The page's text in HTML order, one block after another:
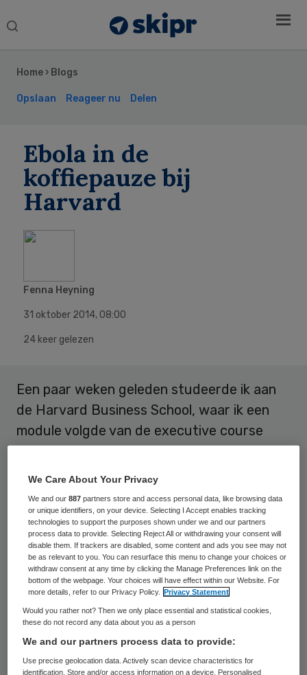
Search
Home › Blogs
Opslaan Reageer nu Delen
Ebola in de
koffiepauze bij
Harvard
Fenna Heyning
31 oktober 2014, 08:00
24 keer gelezen
Een paar weken geleden studeerde ik aan
de Harvard Business School, waar ik een
module volgde van de executive course
‘Managing health care delivery’. Voor ebola
was geen tijd, die kwam in de pauze aan
bod.
Bij aankomst op Boston Airport begon het al
meteen goed. Ik werd op barse toon
ondervraagd door een zeer strenge
vrouwelijke douanebeambte: “What is the
purpose of your visit? And what is the name
of your course?” In mijn beste Engels
antwoordde ik dat ik arts was en een
cursusmanaging health care deliveryging
Sidebar
We Care About Your Privacy
We and our887 partners store and access personal data, like browsing data
or unique identifiers, on your device. Selecting I Accept enables tracking
technologies to support the purposes shown under we and our partners
process data to provide. Selecting Reject All or withdrawing your consent will
disable them. If trackers are disabled, some content and ads you see may not
be as relevant to you. You can resurface this menu to change your choices or
withdraw consent at any time by clicking the Manage Preferences link on the
bottom of the webpage. Your choices will have effect within our Website. For
more details, refer to our Privacy Policy.
Privacy Statement
Would you rather not? Then we only place essential and statistical cookies,
these do not record any data about you as a person
We and our partners process data to provide:
Use precise geolocation data. Actively scan device characteristics for
identification. Store and/or access information on a device. Personalised